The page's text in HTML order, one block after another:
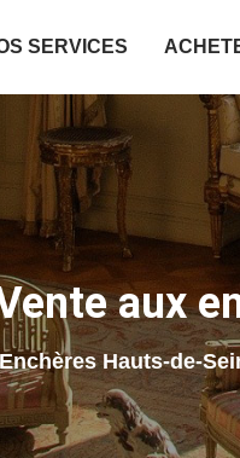
SERVICES
aux
Hauts-de-